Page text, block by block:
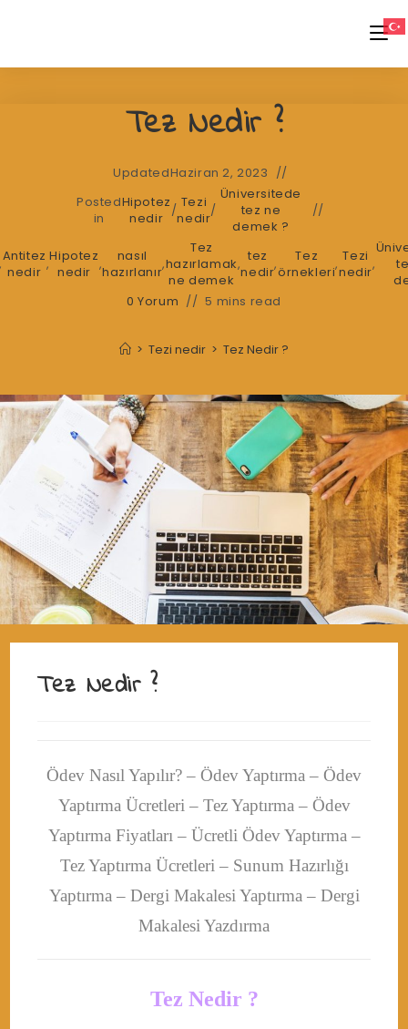
Tez Nedir ?
UpdatedHaziran 2, 2023
Posted
in
Hipotez
nedir / Tezi
nedir/
Üniversitede
tez ne
demek ?
Antitez
nedir ,Hipotez
nedir ,
nasıl
hazırlanır,
Tez
hazırlamak
ne demek
, tez
nedir,
Tez
örnekleri, Tezi
nedir,
0 Yorum
5 mins read
> Tezi nedir > Tez Nedir ?
Tez Nedir ?
Ödev Nasıl Yapılır? – Ödev Yaptırma – Ödev
Yaptırma Ücretleri – Tez Yaptırma – Ödev
Yaptırma Fiyatları – Ücretli Ödev Yaptırma –
Tez Yaptırma Ücretleri – Sunum Hazırlığı
Yaptırma – Dergi Makalesi Yaptırma – Dergi
Makalesi Yazdırma
Tez Nedir ?